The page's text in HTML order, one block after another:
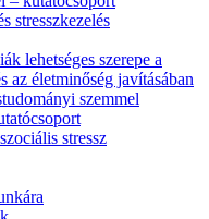
stresszkezelés
lehetséges szerepe a
az életminőség javításában
szemmel
stressz